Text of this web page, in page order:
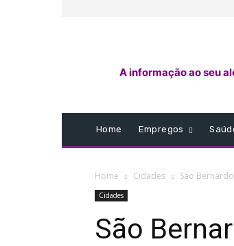
A informação ao seu
Home Empregos
Home Cidades São
Cidades
São